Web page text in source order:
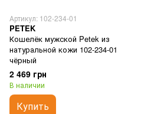
Артикул: 102-234-01
PETEK
Кошелёк мужской Petek из
натуральной кожи 102-234-01
чёрный
2 469 грн
В наличии
Купить